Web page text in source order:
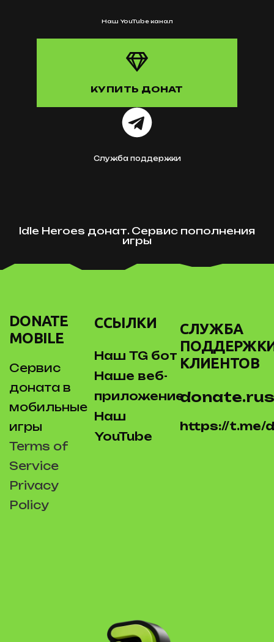
Наш YouTube канал
КУПИТЬ ДОНАТ
Служба поддержки
Idle Heroes донат. Сервис пополнения
игры
DONATE
MOBILE
Сервис
доната в
мобильные
игры
Terms of
Service
Privacy
Policy
ССЫЛКИ
Наш TG бот
Наше веб-
приложение
Наш
YouTube
СЛУЖБА
КЛИЕНТОВ
https://t.me/